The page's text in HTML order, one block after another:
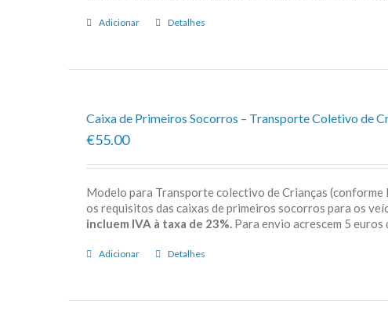
Adicionar Detalhes
Caixa de Primeiros Socorros – Transporte Coletivo de
€55.00
Modelo para Transporte colectivo de Crianças (conforme
os requisitos das caixas de primeiros socorros para os
incluem IVA à taxa de 23%. Para envio acrescem 5
Adicionar Detalhes